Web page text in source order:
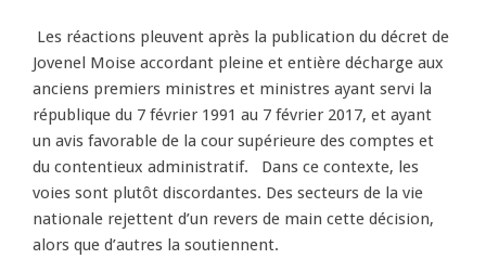
Les réactions pleuvent après la publication du décret de
Jovenel Moise accordant pleine et entière décharge aux
anciens premiers ministres et ministres ayant servi la
république du 7 février 1991 au 7 février 2017, et ayant
un avis favorable de la cour supérieure des comptes et
du contentieux administratif. Dans ce contexte, les
voies sont plutôt discordantes. Des secteurs de la vie
nationale rejettent d’un revers de main cette décision,
alors que d’autres la soutiennent.